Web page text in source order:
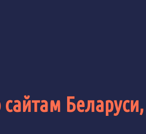
Беларуси,